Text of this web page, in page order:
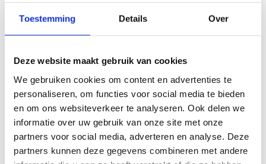
Toestemming Details Over
Deze website maakt gebruik van cookies
We gebruiken cookies om content en advertenties te
personaliseren, om functies voor social media te bieden
en om ons websiteverkeer te analyseren. Ook delen we
informatie over uw gebruik van onze site met onze
partners voor social media, adverteren en analyse. Deze
partners kunnen deze gegevens combineren met andere